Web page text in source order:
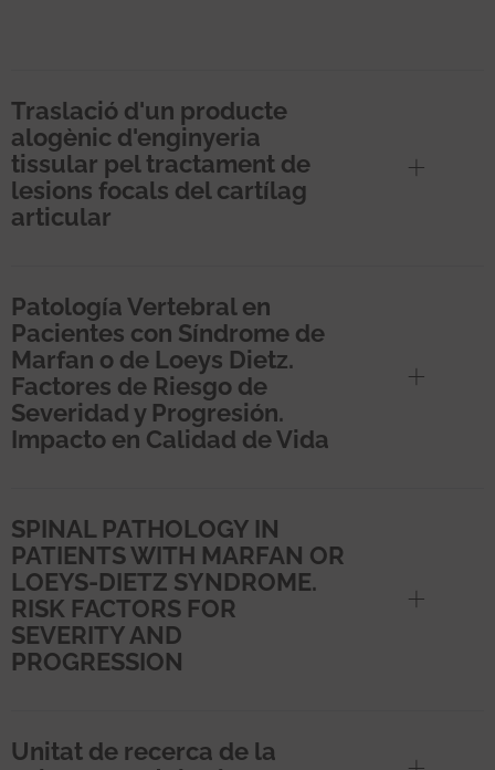
Traslació d'un producte
alogènic d'enginyeria
tissular pel tractament de
lesions focals del cartílag
articular
Patología Vertebral en
Pacientes con Síndrome de
Marfan o de Loeys Dietz.
Factores de Riesgo de
Severidad y Progresión.
Impacto en Calidad de Vida
SPINAL PATHOLOGY IN
PATIENTS WITH MARFAN OR
LOEYS-DIETZ SYNDROME.
RISK FACTORS FOR
SEVERITY AND
PROGRESSION
Unitat de recerca de la